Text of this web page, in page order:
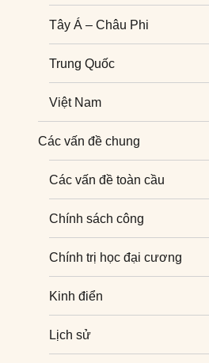
Nghiên cứu quốc tế
Tây Á – Châu Phi
Trung Quốc
Việt Nam
Các vấn đề chung
Các vấn đề toàn cầu
Chính sách công
Chính trị học đại cương
Kinh điển
Lịch sử